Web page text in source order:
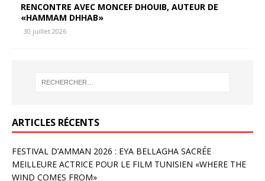
RENCONTRE AVEC MONCEF DHOUIB, AUTEUR DE
«HAMMAM DHHAB»
30 juillet 2026
ARTICLES RÉCENTS
FESTIVAL D’AMMAN 2026 : EYA BELLAGHA SACRÉE
MEILLEURE ACTRICE POUR LE FILM TUNISIEN «WHERE THE
WIND COMES FROM»